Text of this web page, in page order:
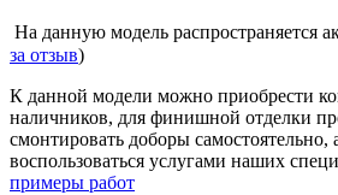
На данную модель распространяется
за отзыв)
К данной модели можно приобрести
наличников, для финишной отделки
смонтировать доборы самостоятельно,
воспользоваться услугами наших
примеры работ